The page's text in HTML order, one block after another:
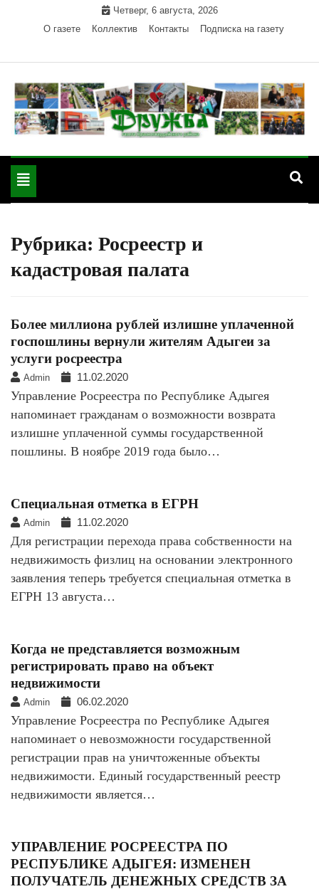
Четверг, 6 августа, 2026
О газете
Коллектив Контакты Подписка на газету
"Дружба" — газета
Красногвардейского района Республики Адыгея
Toggle
navigation
Рубрика: Росреестр и
кадастровая палата
Более миллиона рублей излишне уплаченной
госпошлины вернули жителям Адыгеи за
услуги росреестра
Admin 11.02.2020
Управление Росреестра по Республике Адыгея
напоминает гражданам о возможности возврата
излишне уплаченной суммы государственной
пошлины. В ноябре 2019 года было…
Специальная отметка в ЕГРН
Admin 11.02.2020
Для регистрации перехода права собственности на
недвижимость физлиц на основании электронного
заявления теперь требуется специальная отметка в
ЕГРН 13 августа…
Когда не представляется возможным
регистрировать право на объект
недвижимости
Admin 06.02.2020
Управление Росреестра по Республике Адыгея
напоминает о невозможности государственной
регистрации прав на уничтоженные объекты
недвижимости. Единый государственный реестр
недвижимости является…
УПРАВЛЕНИЕ РОСРЕЕСТРА ПО
РЕСПУБЛИКЕ АДЫГЕЯ: ИЗМЕНЕН
ПОЛУЧАТЕЛЬ ДЕНЕЖНЫХ СРЕДСТВ ЗА